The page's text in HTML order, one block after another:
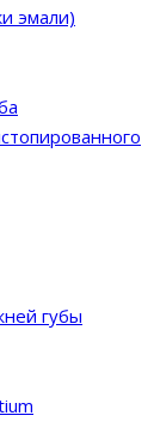
эмали)
губы